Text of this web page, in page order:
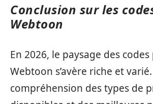
Conclusion sur les
Webtoon
En 2026, le paysage des
Webtoon s’avère riche et
compréhension des types de